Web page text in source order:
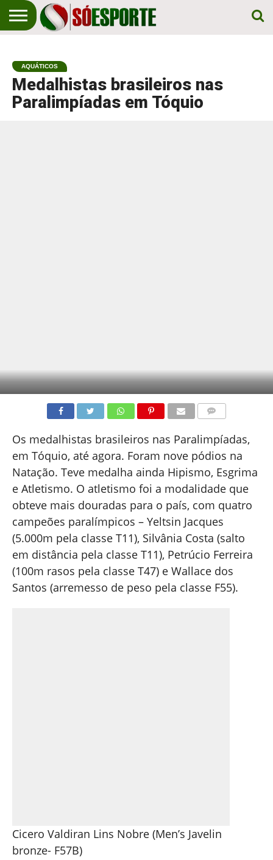
EM
PRIMEIRO
LUGAR!
ESPORTE
AQUÁTICOS
Medalhistas brasileiros nas
Paralimpíadas em Tóquio
Os medalhistas brasileiros nas Paralimpíadas,
em Tóquio, até agora. Foram nove pódios na
Natação. Teve medalha ainda Hipismo, Esgrima
e Atletismo. O atletismo foi a modalidade que
obteve mais douradas para o país, com quatro
campeões paralímpicos – Yeltsin Jacques
(5.000m pela classe T11), Silvânia Costa (salto
em distância pela classe T11), Petrúcio Ferreira
(100m rasos pela classe T47) e Wallace dos
Santos (arremesso de peso pela classe F55).
Cicero Valdiran Lins Nobre (Men’s Javelin
bronze- F57B)